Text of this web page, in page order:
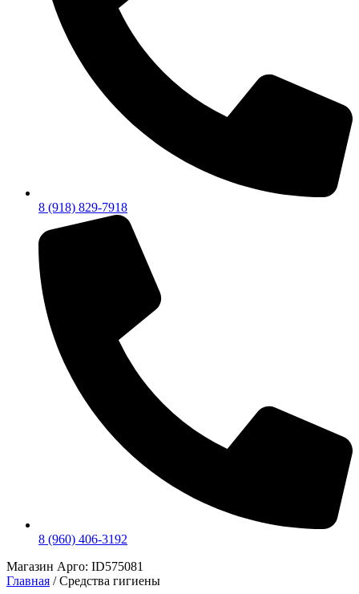
8 (918) 829-7918
8 (960) 406-3192
Магазин Арго: ID575081
Главная / Средства гигиены